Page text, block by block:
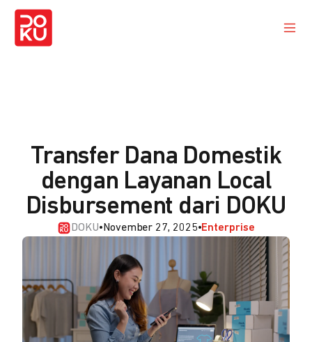
Transfer Dana Domestik
dengan Layanan Local
Disbursement dari DOKU
DOKU• November 27, 2025•Enterprise